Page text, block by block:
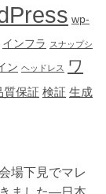
wp-
インフラ スナップシ
ン ヘッドレス
ワ
質保証 検証 生成
場下見でマレ